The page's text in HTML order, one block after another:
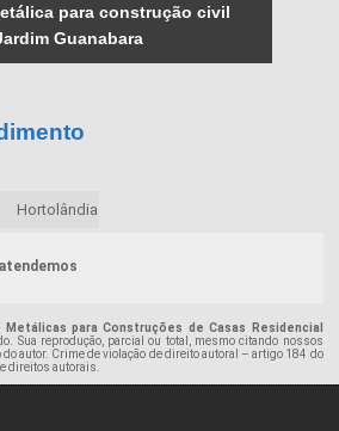
para construção civil
Guanabara
Hortolândia
Metálicas para Construções de Casas Residencial
Sua reprodução, parcial ou total, mesmo citando nossos
autor. Crime de violação de direito autoral – artigo 184 do
direitos autorais